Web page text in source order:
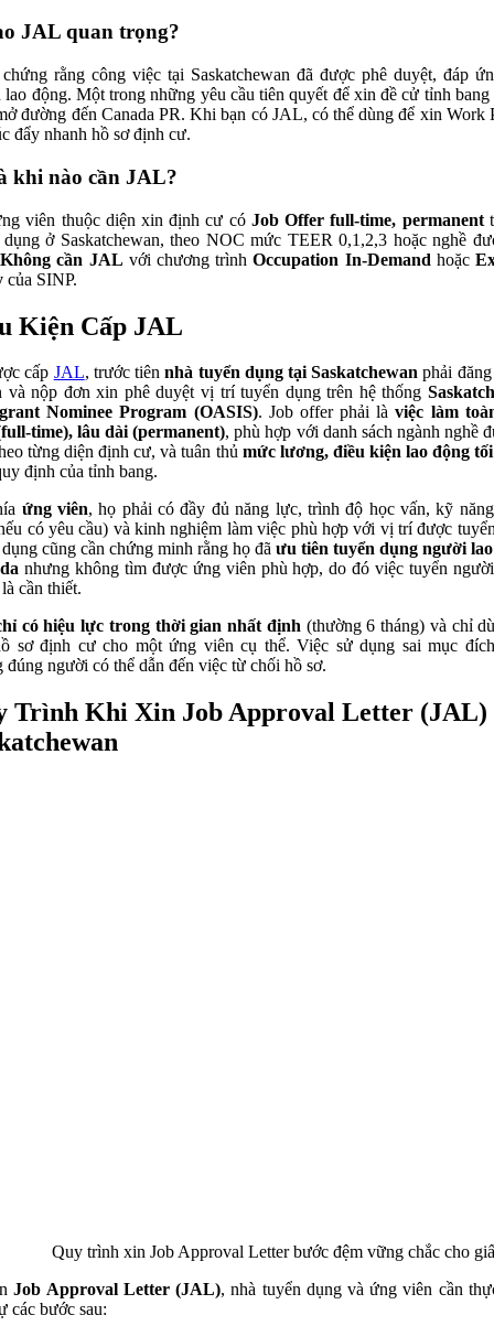
JAL quan trọng?
rằng công việc tại Saskatchewan đã được phê duyệt, đáp
lao động. Một trong những yêu cầu tiên quyết để xin đề cử tỉnh bang
đường đến Canada PR. Khi bạn có JAL, có thể dùng để xin Work
đẩy nhanh hồ sơ định cư.
khi nào cần JAL?
viên thuộc diện xin định cư có Job Offer full-time, permanent
dụng ở Saskatchewan, theo NOC mức TEER 0,1,2,3 hoặc nghề
Không cần JAL với chương trìnhOccupation In-Demand hoặc
của SINP.
Kiện Cấp JAL
cấp JAL, trước tiênnhà tuyển dụng tại Saskatchewan phải
và nộp đơn xin phê duyệt vị trí tuyển dụng trên hệ thống
Nominee Program (OASIS). Job offer phải làviệc làm
time), lâu dài (permanent), phù hợp với danh sách ngành nghề
từng diện định cư, và tuân thủ mức lương, điều kiện lao động
định của tỉnh bang.
ứng viên, họ phải có đầy đủ năng lực, trình độ học vấn, kỹ
có yêu cầu) và kinh nghiệm làm việc phù hợp với vị trí được
cũng cần chứng minh rằng họ đã ưu tiên tuyển dụng người
nhưng không tìm được ứng viên phù hợp, do đó việc tuyển
cần thiết.
có hiệu lực trong thời gian nhất định(thường 6 tháng) và chỉ
sơ định cư cho một ứng viên cụ thể. Việc sử dụng sai mục
đúng người có thể dẫn đến việc từ chối hồ sơ.
Trình Khi Xin Job Approval Letter (JAL)
Quy trình xin Job Approval Letter bước đệm vững chắc cho
Job Approval Letter (JAL), nhà tuyển dụng và ứng viên cần
các bước sau: